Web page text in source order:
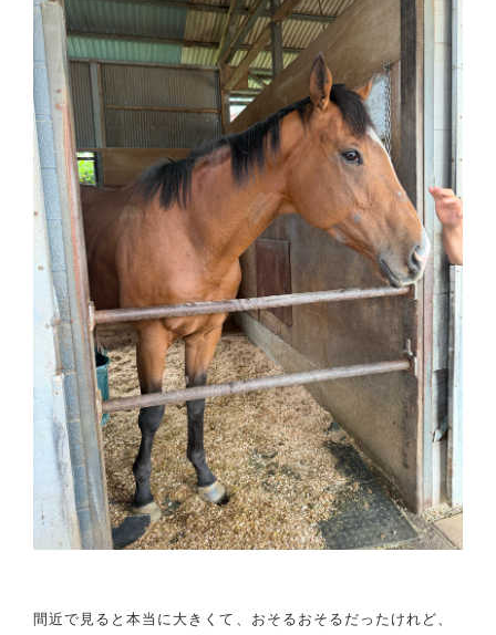
間近で見ると本当に大きくて、おそるおそるだったけれど、